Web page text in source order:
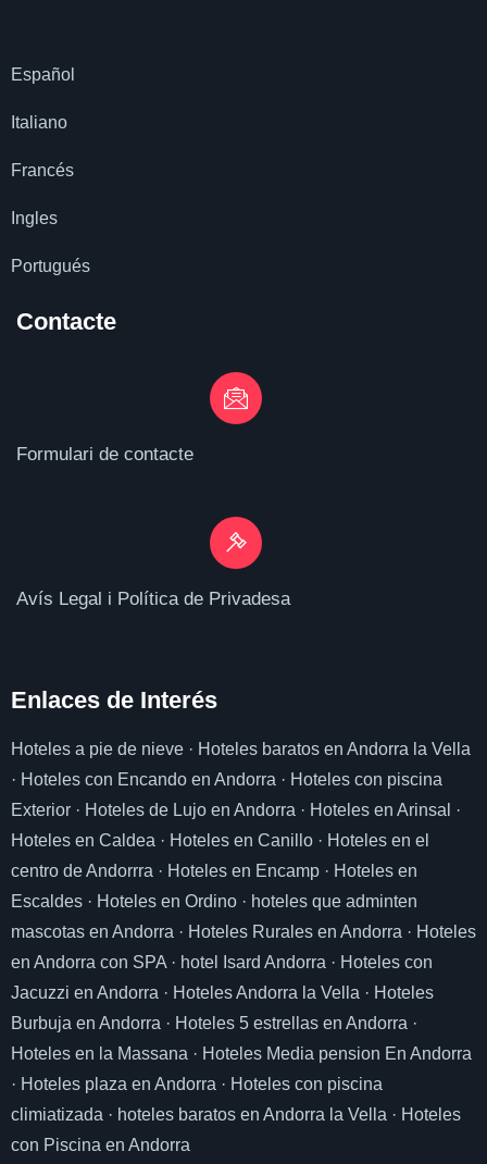
Español
Italiano
Francés
Ingles
Portugués
Contacte
Formulari de contacte
Avís Legal i Política de Privadesa
Enlaces de Interés
Hoteles a pie de nieve · Hoteles baratos en Andorra la Vella
· Hoteles con Encando en Andorra · Hoteles con piscina
Exterior · Hoteles de Lujo en Andorra · Hoteles en Arinsal
·
Hoteles en Caldea · Hoteles en Canillo · Hoteles en el
centro de Andorrra · Hoteles en Encamp · Hoteles en
Escaldes · Hoteles en Ordino · hoteles que adminten
mascotas en Andorra · Hoteles Rurales en Andorra · Hoteles
en Andorra con SPA · hotel Isard Andorra · Hoteles con
Jacuzzi en Andorra · Hoteles Andorra la Vella · Hoteles
Burbuja en Andorra · Hoteles 5 estrellas en Andorra ·
Hoteles en la Massana · Hoteles Media pension En Andorra
· Hoteles plaza en Andorra · Hoteles con piscina
climiatizada · hoteles baratos en Andorra la Vella · Hoteles
con Piscina en Andorra